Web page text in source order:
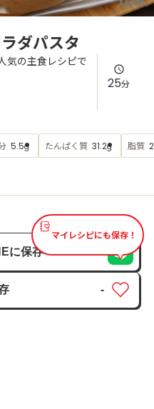
せ
ダパスタ
気の主食レシピで
25分
5.5g たんぱく質 31.2g 脂質
マイレシピにも保存！
に保存
-